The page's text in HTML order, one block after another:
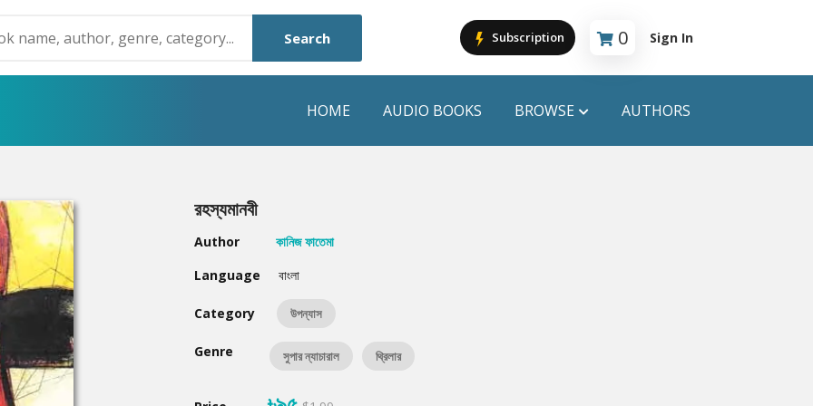
Search Subscription 0
Cart is empty
Sign In
HOME AUDIO BOOKS BROWSE
Humayun Ahmed
Mouri Morium
Hot & New
AUTHORS
রহস্যমানবী
Author
কানিজ ফাতেমা
Language
বাংলা
Category উপন্যাস
Genre সুপার ন্যাচারাল থ্রিলার